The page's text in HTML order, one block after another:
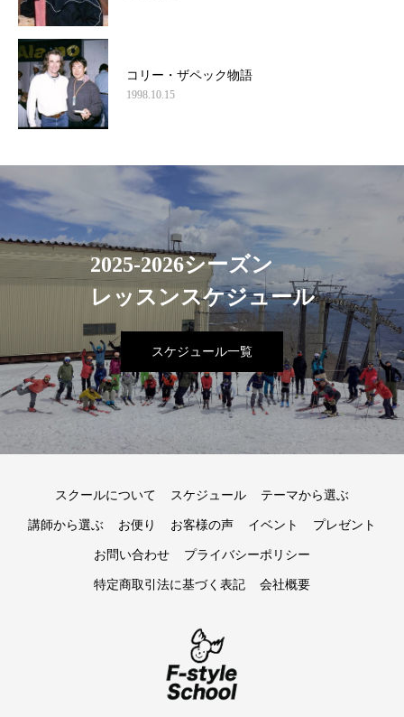
コリー・ザペック物語
1998.10.15
2025-2026シーズン
レッスンスケジュール
スケジュール一覧
スクールについて スケジュール テーマから選ぶ
講師から選ぶ お便り お客様の声 イベント プレゼント
お問い合わせ プライバシーポリシー
特定商取引法に基づく表記 会社概要